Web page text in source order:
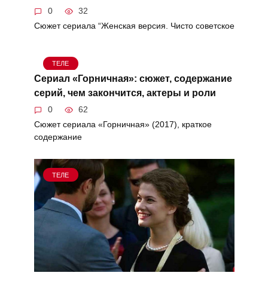
0 32
Сюжет сериала “Женская версия. Чисто советское
ТЕЛЕ
Сериал «Горничная»: сюжет, содержание
серий, чем закончится, актеры и роли
0 62
Сюжет сериала «Горничная» (2017), краткое
содержание
ТЕЛЕ